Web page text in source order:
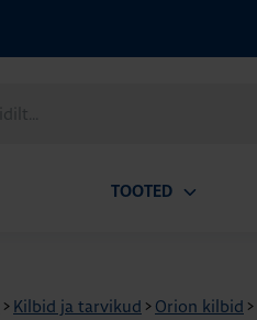
TOOTED
> Kilbid ja tarvikud > Orion kilbid >